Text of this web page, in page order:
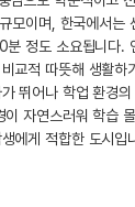
모이며, 한국에서는
정도 소요됩니다.
교적 따뜻해 생활하
뛰어나 학업 환경
자연스러워 학습
에게 적합한 도시입